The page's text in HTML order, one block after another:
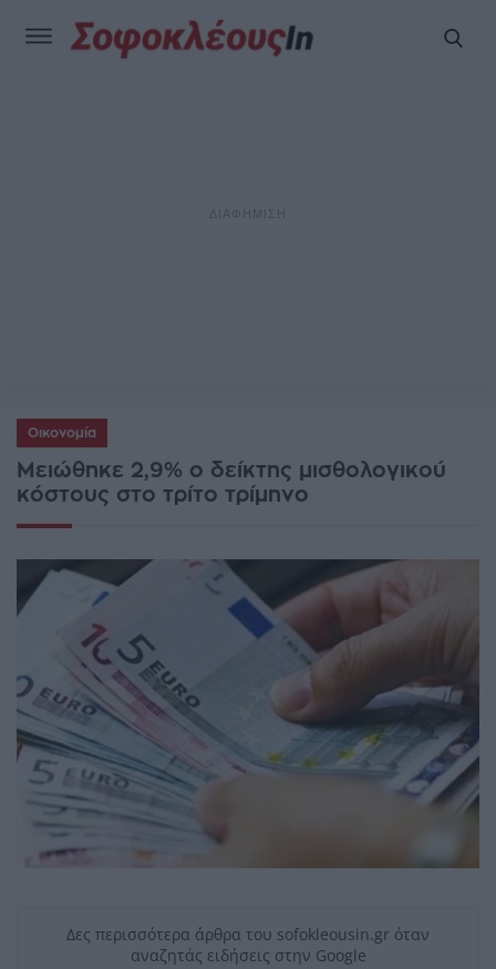
Οικονομία
Μειώθηκε 2,9% ο δείκτης μισθολογικού
κόστους στο τρίτο τρίμηνο
Δες περισσότερα άρθρα του sofokleousin.gr όταν
αναζητάς ειδήσεις στην Google